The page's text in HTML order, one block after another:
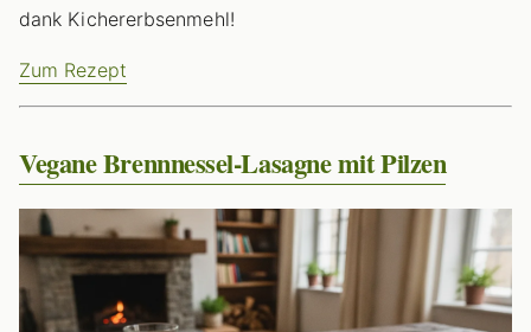
dank Kichererbsenmehl!
Zum Rezept
Vegane Brennnessel-Lasagne mit Pilzen